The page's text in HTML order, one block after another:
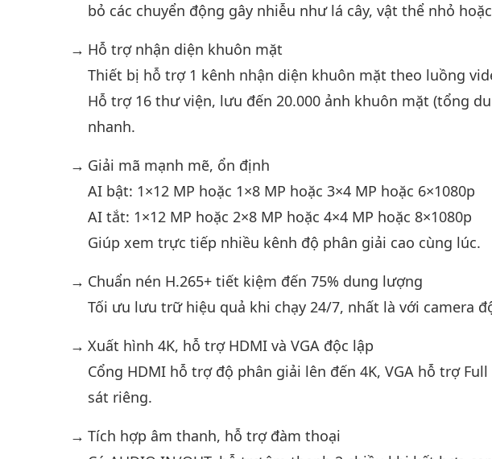
bỏ các chuyển động gây nhiễu như lá cây, vật thể nhỏ
Hỗ trợ nhận diện khuôn mặt
Thiết bị hỗ trợ 1 kênh nhận diện khuôn mặt theo luồng
Hỗ trợ 16 thư viện, lưu đến 20.000 ảnh khuôn mặt (tổng
nhanh.
Giải mã mạnh mẽ, ổn định
AI bật: 1×12 MP hoặc 1×8 MP hoặc 3×4 MP hoặc 6×1080p
AI tắt: 1×12 MP hoặc 2×8 MP hoặc 4×4 MP hoặc 8×1080p
Giúp xem trực tiếp nhiều kênh độ phân giải cao cùng lúc.
Chuẩn nén H.265+ tiết kiệm đến 75% dung lượng
Tối ưu lưu trữ hiệu quả khi chạy 24/7, nhất là với camera
Xuất hình 4K, hỗ trợ HDMI và VGA độc lập
Cổng HDMI hỗ trợ độ phân giải lên đến 4K, VGA hỗ trợ
sát riêng.
Tích hợp âm thanh, hỗ trợ đàm thoại